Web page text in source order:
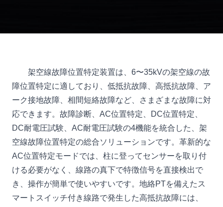
架空線故障位置特定装置は、6〜35kVの架空線の故
障位置特定に適しており、低抵抗故障、高抵抗故障、ア
ーク接地故障、相間短絡故障など、さまざまな故障に対
応できます。故障診断、AC位置特定、DC位置特定、
DC耐電圧試験、AC耐電圧試験の4機能を統合した、架
空線故障位置特定の総合ソリューションです。革新的な
AC位置特定モードでは、柱に登ってセンサーを取り付
ける必要がなく、線路の真下で特徴信号を直接検出で
き、操作が簡単で使いやすいです。地絡PTを備えたス
マートスイッチ付き線路で発生した高抵抗故障には、